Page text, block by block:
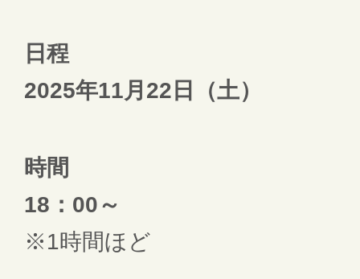
日程
2025年11月22日（土）
時間
18：00～
※1時間ほど